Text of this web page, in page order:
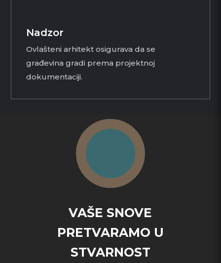
Nadzor
Ovlašteni arhitekt osigurava da se
građevina gradi prema projektnoj
dokumentaciji.
VAŠE SNOVE
PRETVARAMO U
STVARNOST